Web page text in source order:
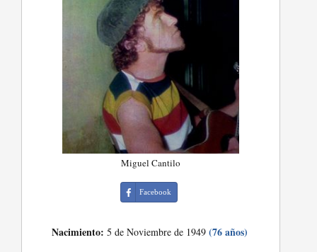
Miguel Cantilo
Facebook
Nacimiento: 5 de Noviembre de 1949(76 años)